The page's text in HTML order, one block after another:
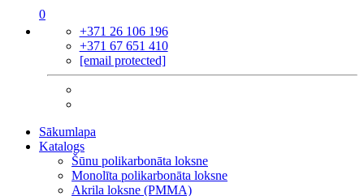
0
+371 26 106 196
+371 67 651 410
[email protected]
Sākumlapa
Katalogs
Šūnu polikarbonāta loksne
Monolīta polikarbonāta loksne
Akrila loksne (PMMA)